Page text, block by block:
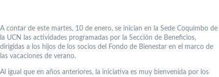
A contar de este martes, 10 de enero, se inician en la Sede Coquimbo de
la UCN las actividades programadas por la Sección de Beneficios,
dirigidas a los hijos de los socios del Fondo de Bienestar en el marco de
las vacaciones de verano.
Al igual que en años anteriores, la iniciativa es muy bienvenida por los